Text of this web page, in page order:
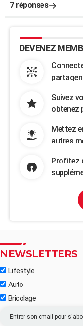
7 réponses
DEVENEZ
Suivez
obtenez
Mettez
autres
Profitez
NEWSLETTERS
Lifestyle
Auto
Bricolage